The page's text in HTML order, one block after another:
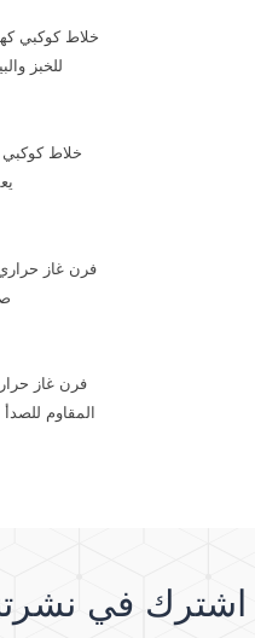
للخبز
فرن غاز
المقاوم للصدأ
اشترك في